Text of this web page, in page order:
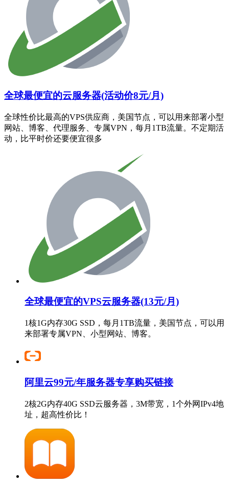
全球最便宜的云服务器(活动价8元/月)
全球性价比最高的VPS供应商，美国节点，可以用来部署小型
网站、博客、代理服务、专属VPN，每月1TB流量。不定期活
动，比平时价还要便宜很多
全球最便宜的VPS云服务器(13元/月)
1核1G内存30G SSD，每月1TB流量，美国节点，可以用
来部署专属VPN、小型网站、博客。
阿里云99元/年服务器专享购买链接
2核2G内存40G SSD云服务器，3M带宽，1个外网IPv4地
址，超高性价比！